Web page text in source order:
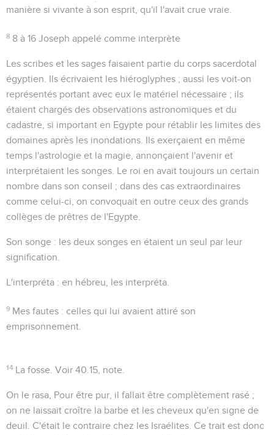
manière si vivante à son esprit, qu'il l'avait crue vraie.
8 8 à 16 Joseph appelé comme interprète
Les scribes et les sages faisaient partie du corps sacerdotal
égyptien. Ils écrivaient les hiéroglyphes ; aussi les voit-on
représentés portant avec eux le matériel nécessaire ; ils
étaient chargés des observations astronomiques et du
cadastre, si important en Egypte pour rétablir les limites des
domaines après les inondations. Ils exerçaient en même
temps l'astrologie et la magie, annonçaient l'avenir et
interprétaient les songes. Le roi en avait toujours un certain
nombre dans son conseil ; dans des cas extraordinaires
comme celui-ci, on convoquait en outre ceux des grands
collèges de prêtres de l'Egypte.
Son songe : les deux songes en étaient un seul par leur
signification.
L'interpréta : en hébreu, les interpréta.
9 Mes fautes : celles qui lui avaient attiré son
emprisonnement.
14 La fosse . Voir40.15 , note.
On le rasa , Pour être pur, il fallait être complètement rasé ;
on ne laissait croître la barbe et les cheveux qu'en signe de
deuil. C'était le contraire chez les Israélites. Ce trait est donc